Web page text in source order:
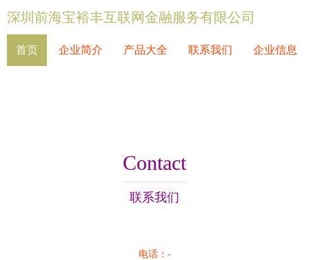
深圳前海宝裕丰互联网金融服务有限公司
首页 企业简介 产品大全 联系我们 企业信息
Contact
联系我们
电话：-